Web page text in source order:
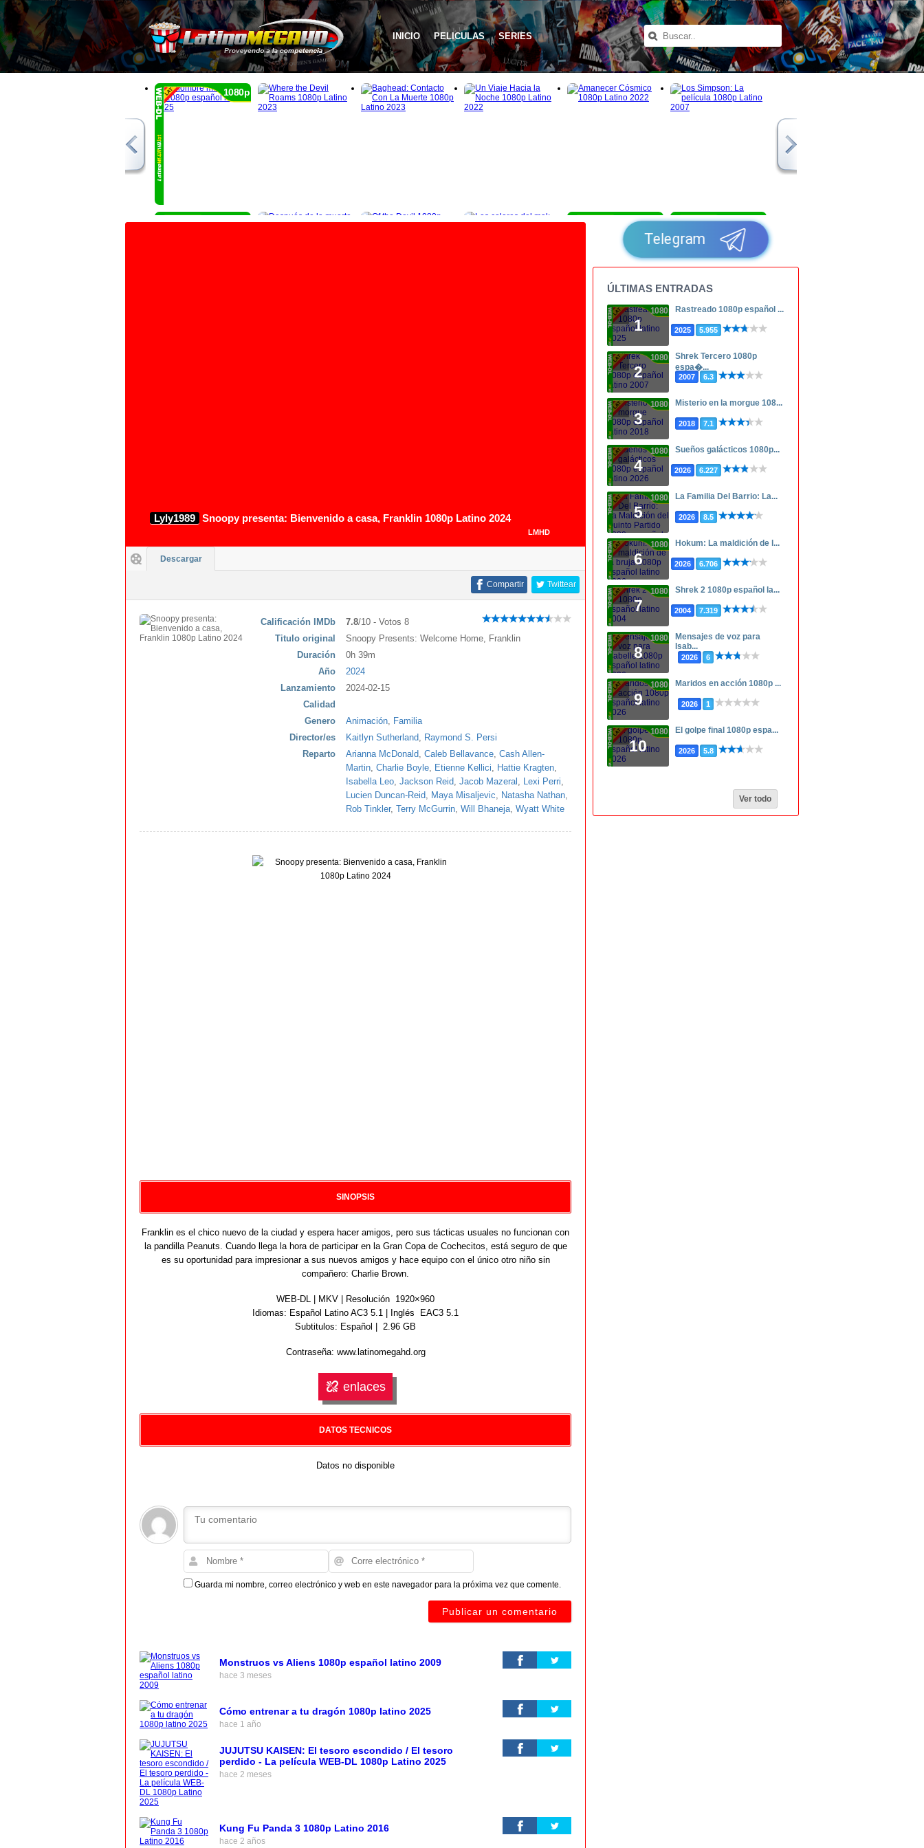
INICIO PELICULAS SERIES
1080p
1080p 1080p 1080p
Lyly1989 Snoopy presenta: Bienvenido a casa, Franklin 1080p Latino 2024
LMHD
Descargar
Twittear
Compartir
Calificación IMDb 7.8/10 - Votos 8
Titulo original
Snoopy Presents: Welcome Home, Franklin
Duración
0h 39m
Año
2024
Lanzamiento
2024-02-15
Calidad
Genero
Animación, Familia
Director/es
Kaitlyn Sutherland, Raymond S. Persi
Reparto
Arianna McDonald, Caleb Bellavance, Cash Allen-
Martin, Charlie Boyle, Etienne Kellici, Hattie Kragten,
Isabella Leo, Jackson Reid, Jacob Mazeral , Lexi Perri,
Lucien Duncan-Reid, Maya Misaljevic, Natasha Nathan,
Rob Tinkler, Terry McGurrin, Will Bhaneja, Wyatt White
SINOPSIS
Franklin es el chico nuevo de la ciudad y espera hacer amigos, pero sus tácticas usuales no funcionan con
la pandilla Peanuts. Cuando llega la hora de participar en la Gran Copa de Cochecitos, está seguro de que
es su oportunidad para impresionar a sus nuevos amigos y hace equipo con el único otro niño sin
compañero: Charlie Brown.
WEB-DL | MKV | Resolución 1920×960
Idiomas: Español Latino AC3 5.1 | Inglés EAC3 5.1
Subtitulos: Español | 2.96 GB
Contraseña: www.latinomegahd.org
enlaces
DATOS TECNICOS
Datos no disponible
Guarda mi nombre, correo electrónico y web en este navegador para la próxima vez que comente.
Monstruos vs Aliens 1080p español latino 2009
hace 3 meses
Cómo entrenar a tu dragón 1080p latino 2025
hace 1 año
JUJUTSU KAISEN: El tesoro escondido / El tesoro
perdido - La película WEB-DL 1080p Latino 2025
hace 2 meses
Kung Fu Panda 3 1080p Latino 2016
hace 2 años
Telegram
ÚLTIMAS ENTRADAS
1
1080p Rastreado 1080p español ...
2025 5.955
2
1080p
Shrek Tercero 1080p
espa�...
2007 6.3
3
1080p Misterio en la morgue 108...
2018 7.1
4
1080p Sueños galácticos 1080p...
2026 6.227
5
1080p La Familia Del Barrio: La...
2026 8.5
6
1080p Hokum: La maldición de l...
2026 6.706
7
1080p Shrek 2 1080p español la...
2004 7.319
8
1080p
Mensajes de voz para
Isab...
2026 6
9
1080p Maridos en acción 1080p ...
2026 1
10
1080p El golpe final 1080p espa...
2026 5.8
Ver todo